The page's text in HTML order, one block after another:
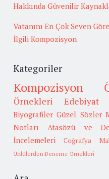
Hakkında Güvenilir
Vatanını En Çok Seven
İlgili Kompozisyon
Kategoriler
Kompozisyon
Örnekleri
Edebiyat
Biyografiler Güzel Sözler
Notları
Atasözü ve
İncelemeleri
Coğrafya
Ünlülerden Deneme Örnekleri